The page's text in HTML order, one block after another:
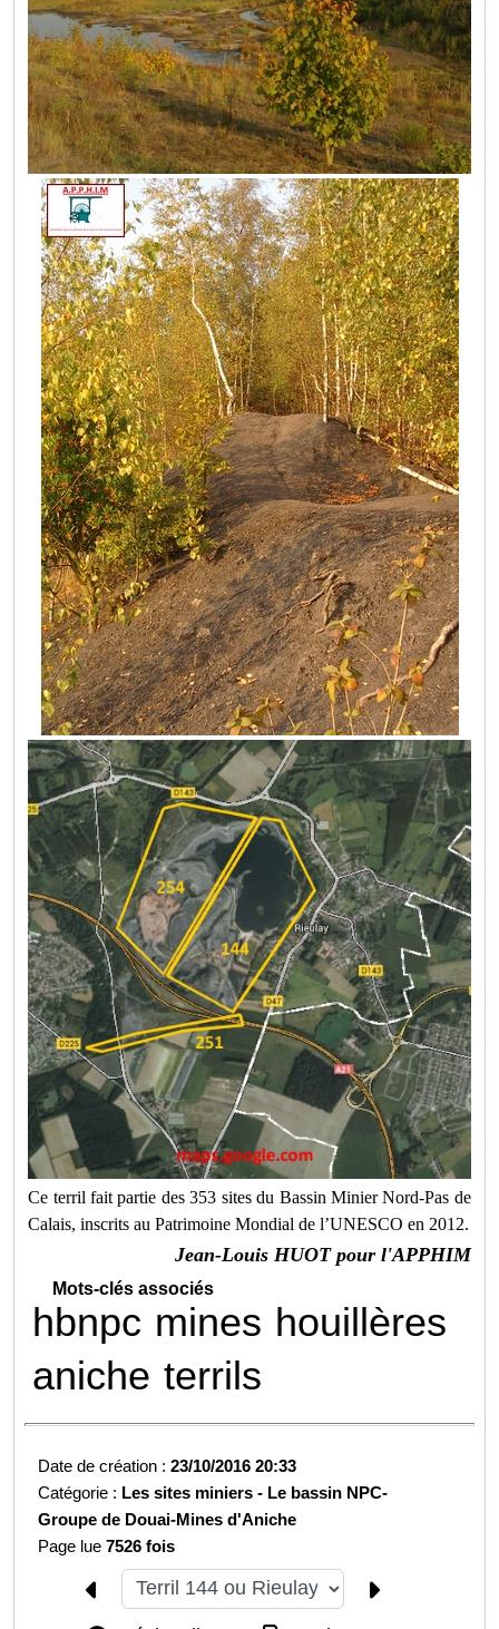
Ce terril fait partie des 353 sites du Bassin Minier Nord-Pas de
Calais, inscrits au Patrimoine Mondial de l’UNESCO en 2012.
Jean-Louis HUOT pour l'APPHIM
Mots-clés associés
hbnpc mines houillères
aniche terrils
Date de création :23/10/2016 20:33
Catégorie : Les sites miniers - Le bassin NPC-
Groupe de Douai-Mines d'Aniche
Page lue7526 fois